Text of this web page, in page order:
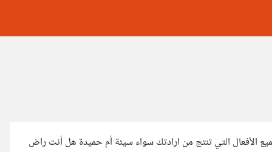
التي تنتج من ارادتك سواء سيئة أم حميدة هل أنت راض